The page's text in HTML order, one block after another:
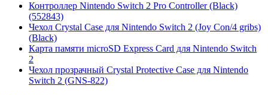
Контроллер Nintendo Switch 2 Pro Controller (Black)
(552843)
Чехол Сrystal Сase для Nintendo Switch 2 (Joy Con/4 gribs)
(Black)
Карта памяти microSD Express Card для Nintendo Switch
2
Чехол прозрачный Crystal Protective Case для Nintendo
Switch 2 (GNS-822)